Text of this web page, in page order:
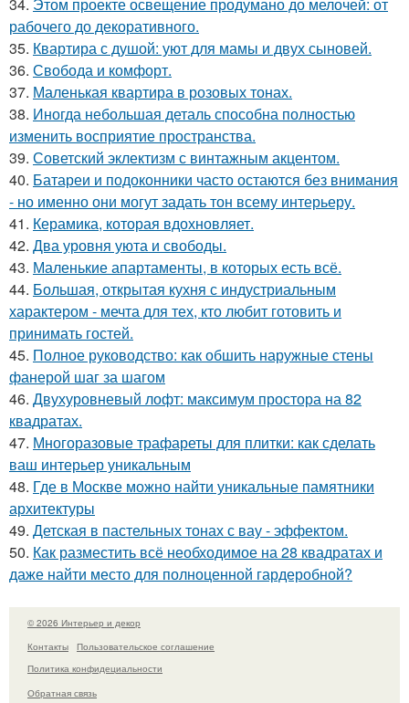
рабочего до декоративного.
35. Квартира с душой: уют для мамы и двух сыновей.
36. Свобода и комфорт.
37. Маленькая квартира в розовых тонах.
38. Иногда небольшая деталь способна полностью
изменить восприятие пространства.
39. Советский эклектизм с винтажным акцентом.
40. Батареи и подоконники часто остаются без внимания
- но именно они могут задать тон всему интерьеру.
41. Керамика, которая вдохновляет.
42. Два уровня уюта и свободы.
43. Маленькие апартаменты, в которых есть всё.
44. Большая, открытая кухня с индустриальным
характером - мечта для тех, кто любит готовить и
принимать гостей.
45. Полное руководство: как обшить наружные стены
фанерой шаг за шагом
46. Двухуровневый лофт: максимум простора на 82
квадратах.
47. Многоразовые трафареты для плитки: как сделать
ваш интерьер уникальным
48. Где в Москве можно найти уникальные памятники
архитектуры
49. Детская в пастельных тонах с вау - эффектом.
50. Как разместить всё необходимое на 28 квадратах и
даже найти место для полноценной гардеробной?
© 2026 Интерьер и декор
Контакты
Пользовательское соглашение
Политика конфидециальности
Обратная связь